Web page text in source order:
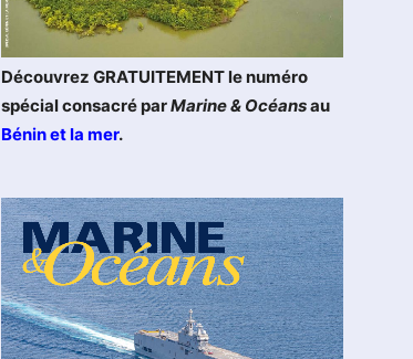
Découvrez GRATUITEMENT le numéro
spécial consacré parMarine & Océansau
Bénin et la mer.